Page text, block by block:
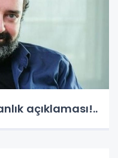
açıklaması!..